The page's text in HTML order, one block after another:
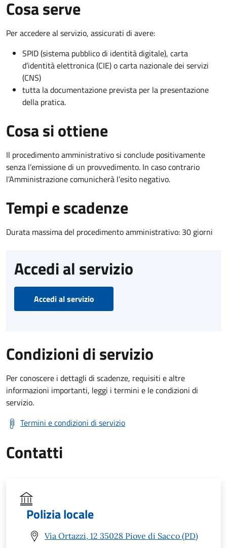
Cosa serve
Per accedere al servizio, assicurati di avere:
SPID (sistema pubblico di identità digitale), carta
d’identità elettronica (CIE) o carta nazionale dei servizi
(CNS)
tutta la documentazione prevista per la presentazione
della pratica.
Cosa si ottiene
Il procedimento amministrativo si conclude positivamente
senza l’emissione di un provvedimento. In caso contrario
l’Amministrazione comunicherà l’esito negativo.
Tempi e scadenze
Durata massima del procedimento amministrativo: 30 giorni
Accedi al servizio
Accedi al servizio
Condizioni di servizio
Per conoscere i dettagli di scadenze, requisiti e altre
informazioni importanti, leggi i termini e le condizioni di
servizio.
Termini e condizioni di servizio
Contatti
Polizia locale
Via Ortazzi, 12 35028 Piove di Sacco (PD)